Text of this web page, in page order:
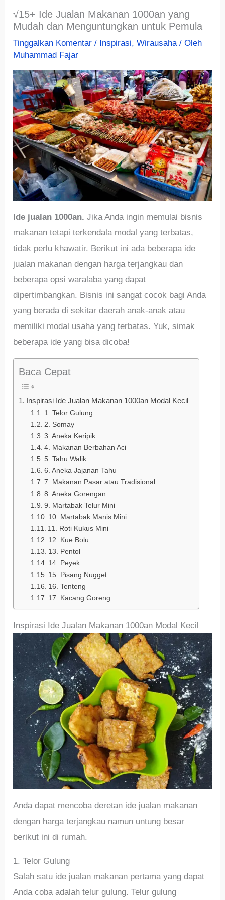
√15+ Ide Jualan Makanan 1000an yang
Mudah dan Menguntungkan untuk Pemula
Tinggalkan Komentar / Inspirasi,Wirausaha/ Oleh
Muhammad Fajar
Ide jualan 1000an. Jika Anda ingin memulai bisnis
makanan tetapi terkendala modal yang terbatas,
tidak perlu khawatir. Berikut ini ada beberapa ide
jualan makanan dengan harga terjangkau dan
beberapa opsi waralaba yang dapat
dipertimbangkan. Bisnis ini sangat cocok bagi Anda
yang berada di sekitar daerah anak-anak atau
memiliki modal usaha yang terbatas. Yuk, simak
beberapa ide yang bisa dicoba!
Baca Cepat
Inspirasi Ide Jualan Makanan 1000an Modal Kecil
1. Telor Gulung
2. Somay
3. Aneka Keripik
4. Makanan Berbahan Aci
5. Tahu Walik
6. Aneka Jajanan Tahu
7. Makanan Pasar atau Tradisional
8. Aneka Gorengan
9. Martabak Telur Mini
10. Martabak Manis Mini
11. Roti Kukus Mini
12. Kue Bolu
13. Pentol
14. Peyek
15. Pisang Nugget
16. Tenteng
17. Kacang Goreng
Inspirasi Ide Jualan Makanan 1000an Modal Kecil
Anda dapat mencoba deretan ide jualan makanan
dengan harga terjangkau namun untung besar
berikut ini di rumah.
1. Telor Gulung
Salah satu ide jualan makanan pertama yang dapat
Anda coba adalah telur gulung. Telur gulung